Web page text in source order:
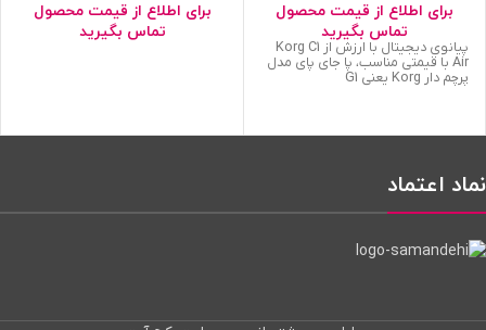
برای اطلاع از قیمت محصول
تماس بگیرید
پیانوی دیجیتال با ارزش از Korg C1
Air با قیمتی مناسب، پا جای پای مدل
پرچم دار Korg یعنی G1
برای اطلاع از قیمت محصول
تماس بگیرید
نماد اعتماد